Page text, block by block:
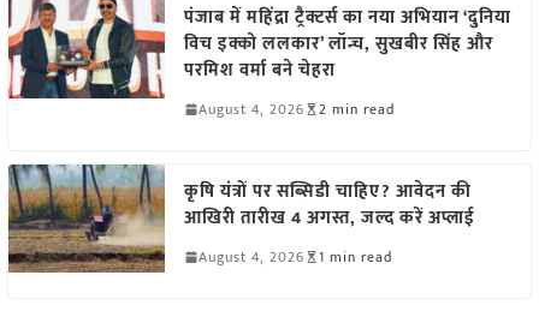
पंजाब में महिंद्रा ट्रैक्टर्स का नया अभियान ‘दुनिया
विच इक्को ललकार’ लॉन्च, सुखबीर सिंह और
परमिश वर्मा बने चेहरा
August 4, 2026 2 min read
कृषि यंत्रों पर सब्सिडी चाहिए? आवेदन की
आखिरी तारीख 4 अगस्त, जल्द करें अप्लाई
August 4, 2026 1 min read